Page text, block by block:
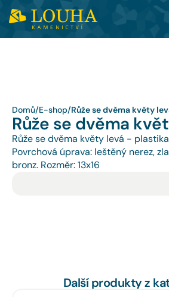
Domů/E-shop/Růže se dvěma květy
Růže se dvěma
Růže se dvěma květy levá -
Povrchová úprava: leštěný nerez,
bronz. Rozměr: 13x16
Další produkty z